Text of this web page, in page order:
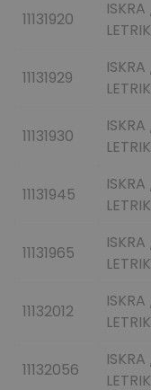
11131920
11131929
11131930
11131945
11131965
11132012
11132056